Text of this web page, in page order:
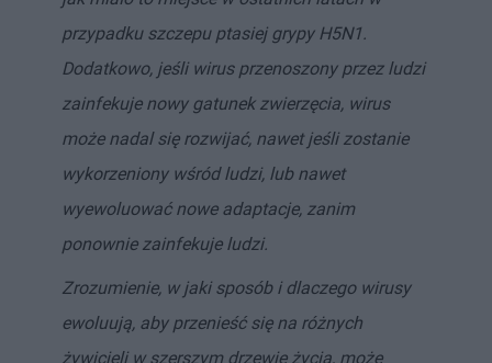
przypadku szczepu ptasiej grypy H5N1.
Dodatkowo, jeśli wirus przenoszony przez ludzi
zainfekuje nowy gatunek zwierzęcia, wirus
może nadal się rozwijać, nawet jeśli zostanie
wykorzeniony wśród ludzi, lub nawet
wyewoluować nowe adaptacje, zanim
ponownie zainfekuje ludzi.
Zrozumienie, w jaki sposób i dlaczego wirusy
ewoluują, aby przenieść się na różnych
żywicieli w szerszym drzewie życia, może